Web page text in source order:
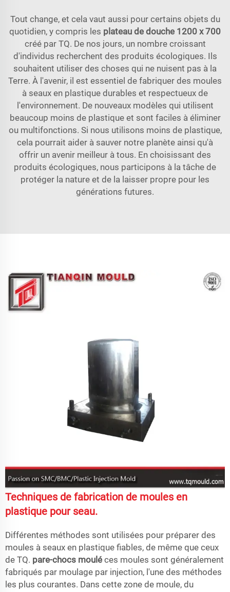
Tout change, et cela vaut aussi pour certains objets du
quotidien, y compris les plateau de douche 1200 x 700
créé par TQ. De nos jours, un nombre croissant
d'individus recherchent des produits écologiques. Ils
souhaitent utiliser des choses qui ne nuisent pas à la
Terre. À l'avenir, il est essentiel de fabriquer des moules
à seaux en plastique durables et respectueux de
l'environnement. De nouveaux modèles qui utilisent
beaucoup moins de plastique et sont faciles à éliminer
ou multifonctions. Si nous utilisons moins de plastique,
cela pourrait aider à sauver notre planète ainsi qu'à
offrir un avenir meilleur à tous. En choisissant des
produits écologiques, nous participons à la tâche de
protéger la nature et de la laisser propre pour les
générations futures.
Techniques de fabrication de moules en
plastique pour seau.
Différentes méthodes sont utilisées pour préparer des
moules à seaux en plastique fiables, de même que ceux
de TQ. pare-chocs moulé ces moules sont généralement
fabriqués par moulage par injection, l'une des méthodes
les plus courantes. Dans cette zone de moule, du